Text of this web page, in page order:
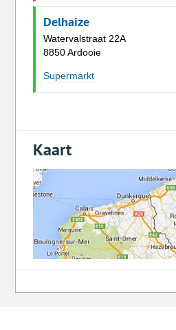
Delhaize
Watervalstraat 22A
8850 Ardooie
Supermarkt
Kaart